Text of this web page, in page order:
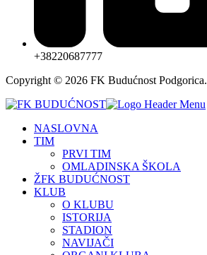
+38220687777
Copyright © 2026 FK Budućnost Podgorica.
NASLOVNA
TIM
PRVI TIM
OMLADINSKA ŠKOLA
ŽFK BUDUĆNOST
KLUB
O KLUBU
ISTORIJA
STADION
NAVIJAČI